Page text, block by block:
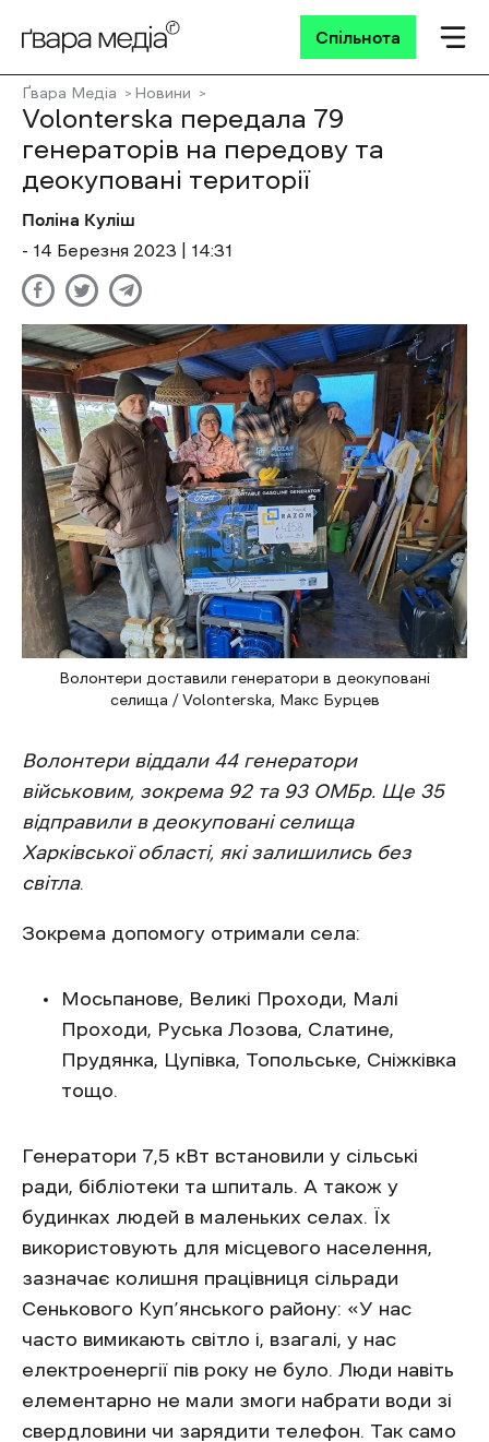
Спільнота
Ґвара Медіа Новини
Volonterska передала 79
генераторів на передову та
деокуповані території
Поліна Куліш
- 14 Березня 2023 | 14:31
Волонтери доставили генератори в деокуповані
селища / Volonterska, Макс Бурцев
Волонтери віддали 44 генератори
військовим, зокрема 92 та 93 ОМБр. Ще 35
відправили в деокуповані селища
Харківської області, які залишились без
світла.
Зокрема допомогу отримали села:
Мосьпанове, Великі Проходи, Малі
Проходи, Руська Лозова, Слатине,
Прудянка, Цупівка, Топольське, Сніжківка
тощо.
Генератори 7,5 кВт встановили у сільські
ради, бібліотеки та шпиталь. А також у
будинках людей в маленьких селах. Їх
використовують для місцевого населення,
зазначає колишня працівниця сільради
Сенькового Куп’янського району: «У нас
часто вимикають світло і, взагалі, у нас
електроенергії пів року не було. Люди навіть
елементарно не мали змоги набрати води зі
свердловини чи зарядити телефон. Так само